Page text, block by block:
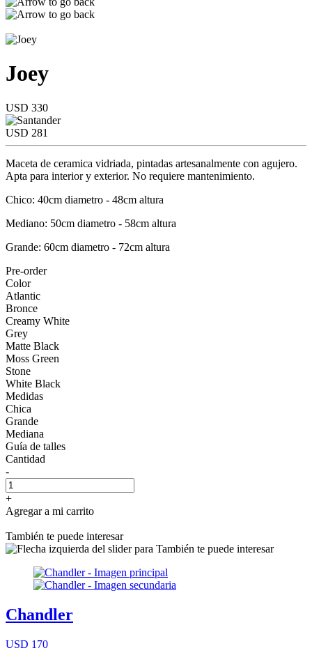
Joey
USD 330
USD 281
Maceta de ceramica vidriada, pintadas artesanalmente con agujero.
Apta para interior y exterior. No requiere mantenimiento.
Chico: 40cm diametro - 48cm altura
Mediano: 50cm diametro - 58cm altura
Grande: 60cm diametro - 72cm altura
Pre-order
Color
Atlantic
Bronce
Creamy White
Grey
Matte Black
Moss Green
Stone
White Black
Medidas
Chica
Grande
Mediana
Guía de talles
Cantidad
-
+
Agregar a mi carrito
También te puede interesar
Chandler
USD 170